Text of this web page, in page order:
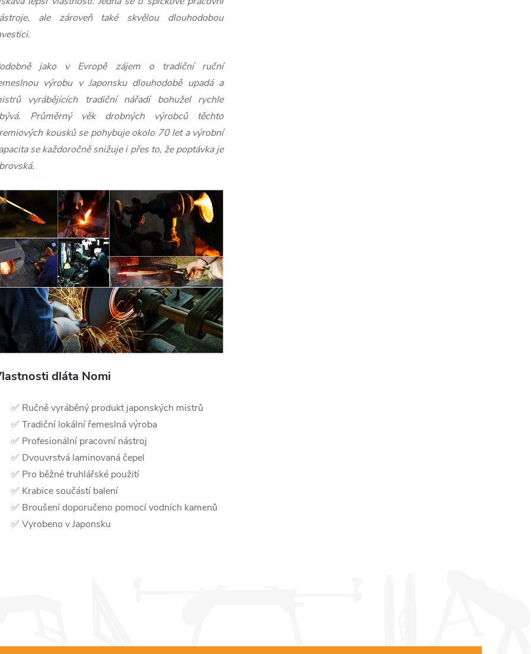
ale zároveň také skvělou dlouhodobou
jako v Evropě zájem o tradiční ruční
výrobu v Japonsku dlouhodobě upadá a
vyrábějících tradiční nářadí bohužel rychle
Průměrný věk drobných výrobců těchto
kousků se pohybuje okolo 70 let a výrobní
se každoročně snižuje i přes to, že poptávka je
dláta Nomi
✅ Ručně vyráběný produkt japonských mistrů
✅ Tradiční lokální řemeslná výroba
✅ Profesionální pracovní nástroj
✅ Dvouvrstvá laminovaná čepel
✅ Pro běžné truhlářské použití
✅ Krabice součástí balení
✅ Broušení doporučeno pomocí vodních kamenů
✅ Vyrobeno v Japonsku